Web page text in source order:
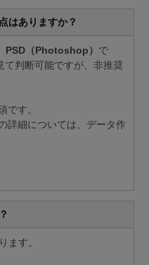
はありますか？
（Photoshop） で
て判断可能ですが、非推奨
です。
詳細については、データ作
ます。